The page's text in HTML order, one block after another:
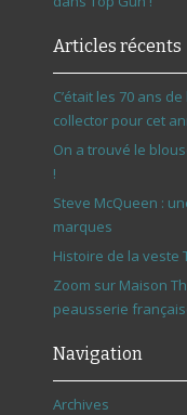
Articles récents
C’était les 70 ans
collector pour cet
On a trouvé le
!
Steve McQueen :
marques
Histoire de la veste
Zoom sur Maison
peausserie
Navigation
Archives